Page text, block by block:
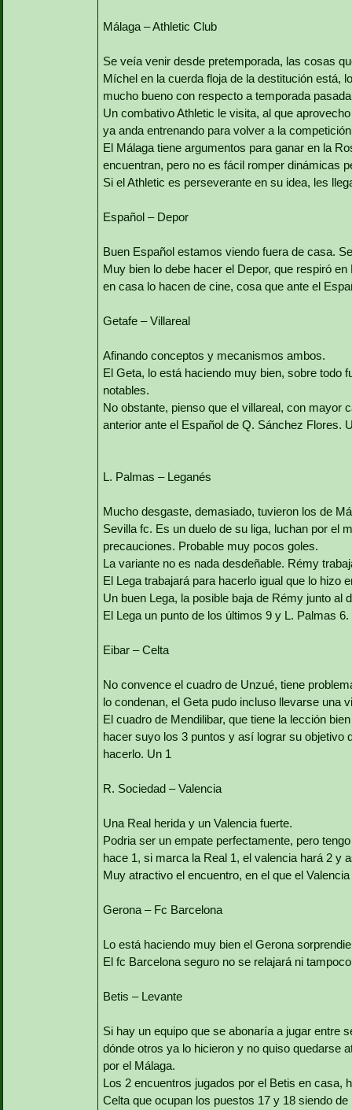
Málaga – Athletic Club
Se veía venir desde pretemporada, las cosas
Míchel en la cuerda floja de la destitución está,
mucho bueno con respecto a temporada
Un combativo Athletic le visita, al que
ya anda entrenando para volver a la
El Málaga tiene argumentos para ganar en la
encuentran, pero no es fácil romper dinámicas
Si el Athletic es perseverante en su idea, les
Español – Depor
Buen Español estamos viendo fuera de casa.
Muy bien lo debe hacer el Depor, que respiró
en casa lo hacen de cine, cosa que ante el
Getafe – Villareal
Afinando conceptos y mecanismos ambos.
El Geta, lo está haciendo muy bien, sobre todo
notables.
No obstante, pienso que el villareal, con mayor
anterior ante el Español de Q. Sánchez Flores.
L. Palmas – Leganés
Mucho desgaste, demasiado, tuvieron los de
Sevilla fc. Es un duelo de su liga, luchan por el
precauciones. Probable muy pocos goles.
La variante no es nada desdeñable. Rémy
El Lega trabajará para hacerlo igual que lo hizo
Un buen Lega, la posible baja de Rémy junto al
El Lega un punto de los últimos 9 y L. Palmas 6.
Eibar – Celta
No convence el cuadro de Unzué, tiene
lo condenan, el Geta pudo incluso llevarse una
El cuadro de Mendilibar, que tiene la lección
hacer suyo los 3 puntos y así lograr su objetivo
hacerlo. Un 1
R. Sociedad – Valencia
Una Real herida y un Valencia fuerte.
Podria ser un empate perfectamente, pero
hace 1, si marca la Real 1, el valencia hará 2 y
Muy atractivo el encuentro, en el que el
Gerona – Fc Barcelona
Lo está haciendo muy bien el Gerona
El fc Barcelona seguro no se relajará ni
Betis – Levante
Si hay un equipo que se abonaría a jugar entre
dónde otros ya lo hicieron y no quiso quedarse
por el Málaga.
Los 2 encuentros jugados por el Betis en casa,
Celta que ocupan los puestos 17 y 18 siendo